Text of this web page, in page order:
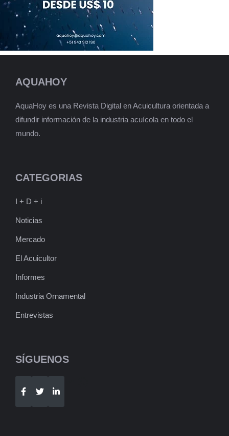
AQUAHOY
AquaHoy es una Revista Digital en Acuicultura orientada a
difundir información de la industria acuícola en todo el
mundo.
CATEGORIAS
I + D + i
Noticias
Mercado
El Acuicultor
Informes
Industria Ornamental
Entrevistas
SÍGUENOS